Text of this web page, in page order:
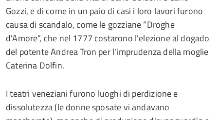
Gozzi, e di come in un paio di casi i loro lavori furono
causa di scandalo, come le gozziane “Droghe
d'Amore”, che nel 1777 costarono l'elezione al dogado
del potente Andrea Tron per l'imprudenza della moglie
Caterina Dolfin.
I teatri veneziani furono luoghi di perdizione e
dissolutezza (le donne sposate vi andavano